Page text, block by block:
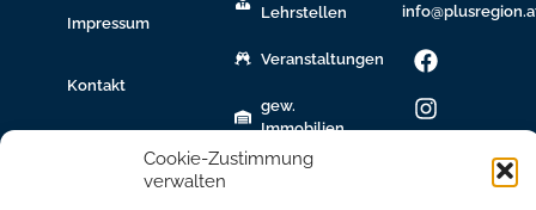
Cookie-Zustimmung
verwalten
Impressum
Kontakt
Lehrstellen
Veranstaltungen
gew.
Immobilien
Bildungsnetzwerk